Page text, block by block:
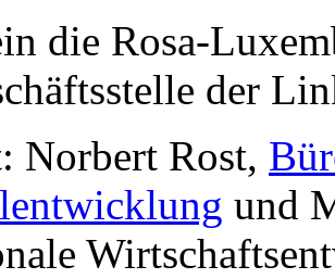
die Rosa-
der
Norbert Rost,
und